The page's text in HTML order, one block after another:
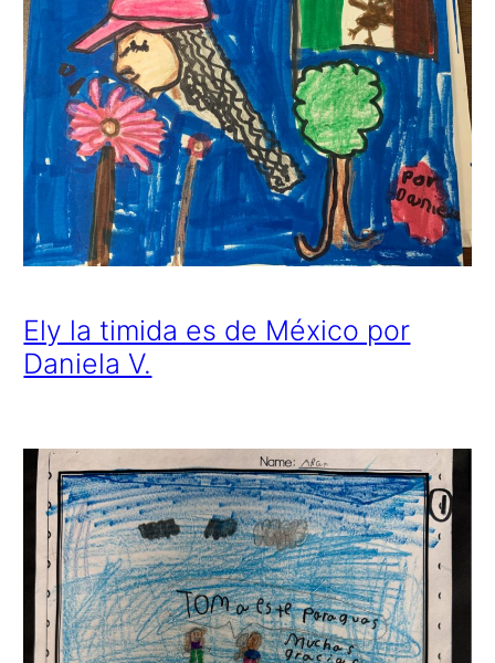
Ely la timida es de México por
Daniela V.